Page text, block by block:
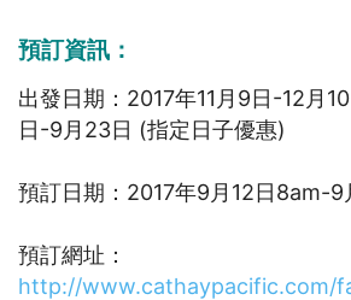
預訂資訊：
出發日期：2017年11月9日-12月
日-9月23日 (指定日子優惠)
預訂日期：2017年9月12日8am-9
預訂網址：
http://www.cathaypacific.com/